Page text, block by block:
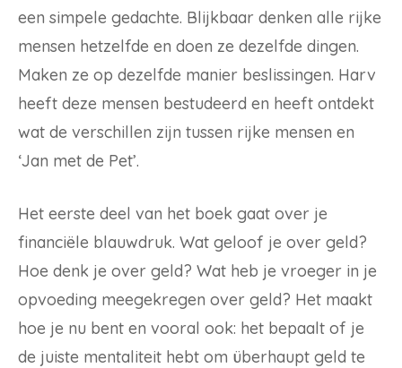
een simpele gedachte. Blijkbaar denken alle rijke
mensen hetzelfde en doen ze dezelfde dingen.
Maken ze op dezelfde manier beslissingen. Harv
heeft deze mensen bestudeerd en heeft ontdekt
wat de verschillen zijn tussen rijke mensen en
‘Jan met de Pet’.
Het eerste deel van het boek gaat over je
financiële blauwdruk. Wat geloof je over geld?
Hoe denk je over geld? Wat heb je vroeger in je
opvoeding meegekregen over geld? Het maakt
hoe je nu bent en vooral ook: het bepaalt of je
de juiste mentaliteit hebt om überhaupt geld te